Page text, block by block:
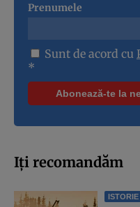
Prenumele
Sunt de acord cu
*
Iți recomandăm
ISTORIE